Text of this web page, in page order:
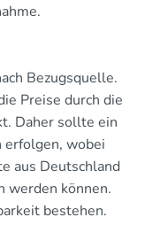
Bezugsquelle.
Preise durch die
Daher sollte ein
erfolgen, wobei
aus Deutschland
werden können.
bestehen.